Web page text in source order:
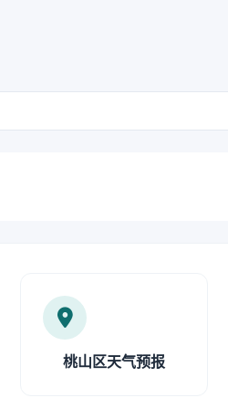
桃山区天气预报